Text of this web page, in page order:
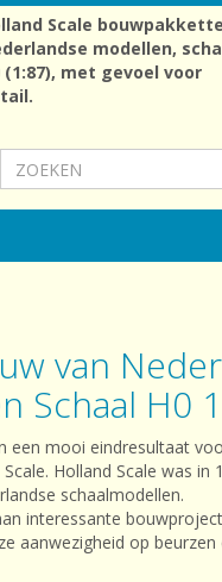
Scale
modellen,
(1:87), met gevoel voor
van
Schaal H0
een mooi eindresultaat
Holland Scale was in
schaalmodellen.
interessante
aanwezigheid op beurzen